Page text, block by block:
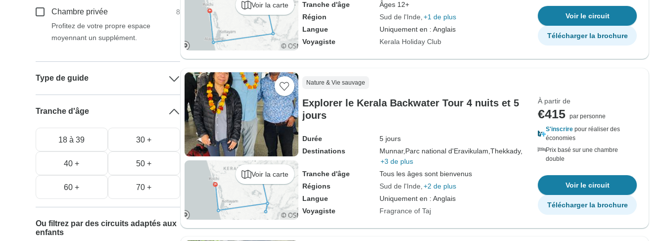
Voir la carte
Tranche d'âge
Âges 12+
Région
Sud de l'Inde +1 de plus
Langue
Uniquement en : Anglais
Voyagiste
Kerala Holiday Club
Voir le circuit
Télécharger la brochure
Voir la carte
Nature & Vie sauvage
Explorer le Kerala Backwater Tour 4 nuits et 5
jours
Durée
5 jours
Destinations
Munnar, Parc national d'Eravikulam, Thekkady,
+3 de plus
Tranche d'âge
Tous les âges sont bienvenus
Régions
Sud de l'Inde +2 de plus
Langue
Uniquement en : Anglais
Voyagiste
Fragrance of Taj
À partir de
€415 par personne
S'inscrire pour réaliser des
économies
Prix basé sur une chambre
double
Voir le circuit
Télécharger la brochure
Chambre privée
8
Profitez de votre propre espace
moyennant un supplément.
Type de guide
Tranche d'âge
18 à 39 30 +
40 + 50 +
60 + 70 +
Ou filtrez par des circuits adaptés aux
enfants